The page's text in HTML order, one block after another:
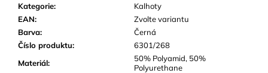
Kategorie:
Kalhoty
EAN:
Zvolte variantu
Barva:
Černá
Číslo produktu:
6301/268
Materiál:
50% Polyamid, 50%
Polyurethane
e
m
e